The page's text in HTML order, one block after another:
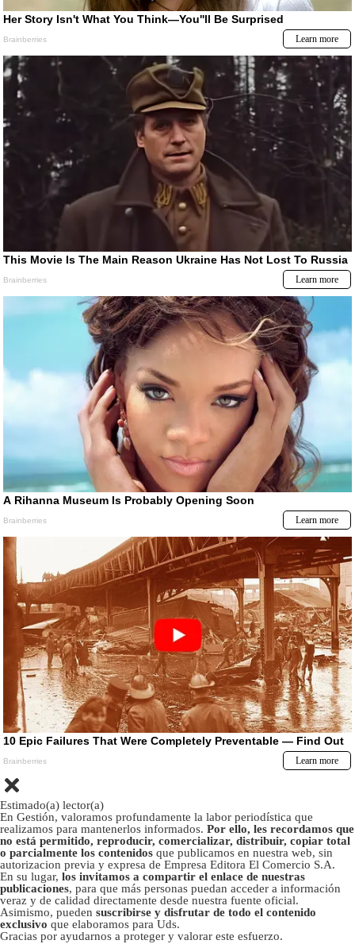
Estimado(a) lector(a)
En Gestión, valoramos profundamente la labor periodística que
realizamos para mantenerlos informados. Por ello, les recordamos que
no está permitido, reproducir, comercializar, distribuir, copiar total
o parcialmente los contenidos que publicamos en nuestra web, sin
autorizacion previa y expresa de Empresa Editora El Comercio S.A.
En su lugar, los invitamos a compartir el enlace de nuestras
publicaciones, para que más personas puedan acceder a información
veraz y de calidad directamente desde nuestra fuente oficial.
Asimismo, pueden suscribirse y disfrutar de todo el contenido
exclusivo que elaboramos para Uds.
Gracias por ayudarnos a proteger y valorar este esfuerzo.